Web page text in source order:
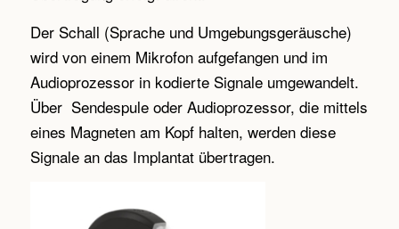
Der Schall (Sprache und Umgebungsgeräusche)
wird von einem Mikrofon aufgefangen und im
Audioprozessor in kodierte Signale umgewandelt.
Über Sendespule oder Audioprozessor, die mittels
eines Magneten am Kopf halten, werden diese
Signale an das Implantat übertragen.